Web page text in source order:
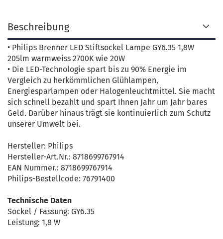
Beschreibung
• Philips Brenner LED Stiftsockel Lampe GY6.35 1,8W
205lm warmweiss 2700K wie 20W
• Die LED-Technologie spart bis zu 90% Energie im
Vergleich zu herkömmlichen Glühlampen,
Energiesparlampen oder Halogenleuchtmittel. Sie macht
sich schnell bezahlt und spart Ihnen Jahr um Jahr bares
Geld. Darüber hinaus trägt sie kontinuierlich zum Schutz
unserer Umwelt bei.
Hersteller: Philips
Hersteller-Art.Nr.: 8718699767914
EAN Nummer.: 8718699767914
Philips-Bestellcode: 76791400
Technische Daten
Sockel / Fassung: GY6.35
Leistung: 1,8 W